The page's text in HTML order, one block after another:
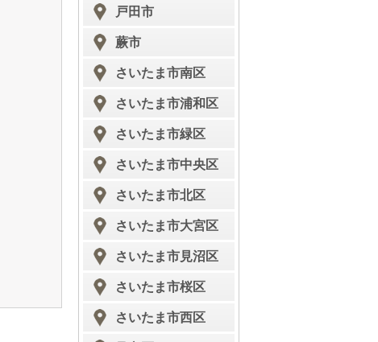
戸田市
蕨市
さいたま市南区
さいたま市浦和区
さいたま市緑区
さいたま市中央区
さいたま市北区
さいたま市大宮区
さいたま市見沼区
さいたま市桜区
さいたま市西区